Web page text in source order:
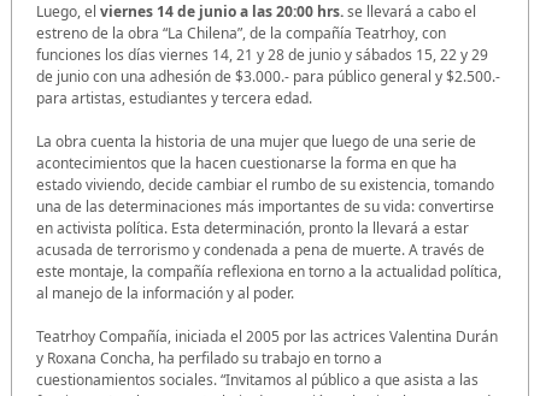
Luego, el viernes 14 de junio a las 20:00 hrs.se llevará a cabo el
estreno de la obra “La Chilena”, de la compañía Teatrhoy, con
funciones los días viernes 14, 21 y 28 de junio y sábados 15, 22 y 29
de junio con una adhesión de $3.000.- para público general y $2.500.-
para artistas, estudiantes y tercera edad.
La obra cuenta la historia de una mujer que luego de una serie de
acontecimientos que la hacen cuestionarse la forma en que ha
estado viviendo, decide cambiar el rumbo de su existencia, tomando
una de las determinaciones más importantes de su vida: convertirse
en activista política. Esta determinación, pronto la llevará a estar
acusada de terrorismo y condenada a pena de muerte. A través de
este montaje, la compañía reflexiona en torno a la actualidad política,
al manejo de la información y al poder.
Teatrhoy Compañía, iniciada el 2005 por las actrices Valentina Durán
y Roxana Concha, ha perfilado su trabajo en torno a
cuestionamientos sociales. “Invitamos al público a que asista a las